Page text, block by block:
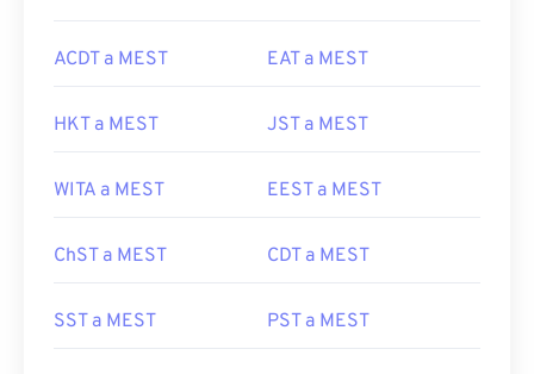
ACDT a MEST EAT a MEST
HKT a MEST JST a MEST
WITA a MEST EEST a MEST
ChST a MEST CDT a MEST
SST a MEST PST a MEST